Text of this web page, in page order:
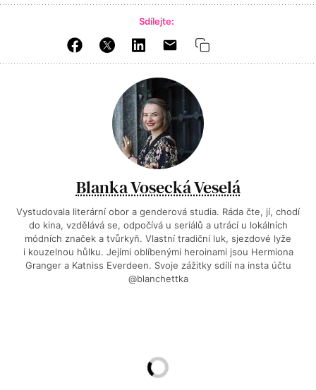
Sdílejte:
Blanka Vosecká Veselá
Vystudovala literární obor a genderová studia. Ráda čte, jí, chodí
do kina, vzdělává se, odpočívá u seriálů a utrácí u lokálních
módních značek a tvůrkyň. Vlastní tradiční luk, sjezdové lyže
i kouzelnou hůlku. Jejími oblíbenými heroinami jsou Hermiona
Granger a Katniss Everdeen. Svoje zážitky sdílí na insta účtu
@blanchettka